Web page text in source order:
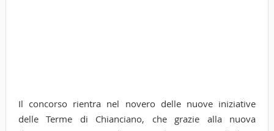
Il concorso rientra nel novero delle nuove iniziative
delle Terme di Chianciano, che grazie alla nuova